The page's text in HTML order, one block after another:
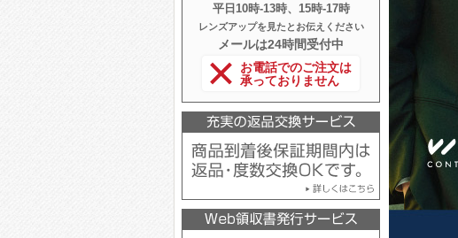
平日10時‐13時、15時‐17時
レンズアップを見たとお伝えください
メールは24時間受付中
お電話でのご注文は
承っておりません